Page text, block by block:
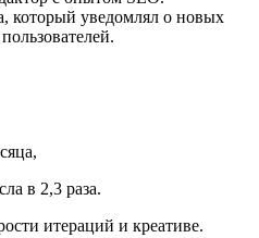
который уведомлял о новых
в 2,3 раза.
итераций и креативе.